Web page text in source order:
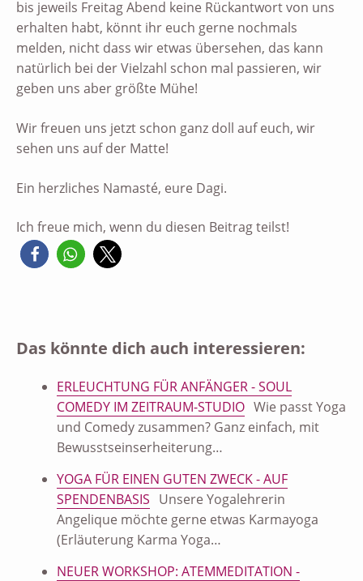
bis jeweils Freitag Abend keine Rückantwort von uns
erhalten habt, könnt ihr euch gerne nochmals
melden, nicht dass wir etwas übersehen, das kann
natürlich bei der Vielzahl schon mal passieren, wir
geben uns aber größte Mühe!
Wir freuen uns jetzt schon ganz doll auf euch, wir
sehen uns auf der Matte!
Ein herzliches Namasté, eure Dagi.
Ich freue mich, wenn du diesen Beitrag teilst!
Das könnte dich auch interessieren:
ERLEUCHTUNG FÜR ANFÄNGER - SOUL
COMEDY IM ZEITRAUM-STUDIO Wie passt Yoga
und Comedy zusammen? Ganz einfach, mit
Bewusstseinserheiterung…
YOGA FÜR EINEN GUTEN ZWECK - AUF
SPENDENBASIS Unsere Yogalehrerin
Angelique möchte gerne etwas Karmayoga
(Erläuterung Karma Yoga…
NEUER WORKSHOP: ATEMMEDITATION -